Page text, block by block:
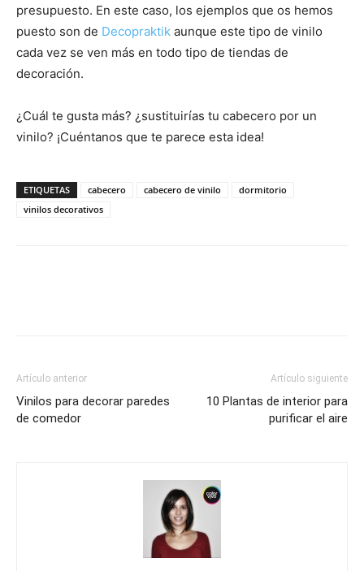
presupuesto. En este caso, los ejemplos que os hemos
puesto son de Decopraktik aunque este tipo de vinilo
cada vez se ven más en todo tipo de tiendas de
decoración.
¿Cuál te gusta más? ¿sustituirías tu cabecero por un
vinilo? ¡Cuéntanos que te parece esta idea!
ETIQUETAS cabecero cabecero de vinilo
dormitorio
vinilos decorativos
Artículo anterior
Vinilos para decorar paredes
de comedor
Artículo siguiente
10 Plantas de interior para
purificar el aire